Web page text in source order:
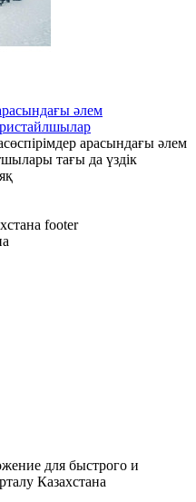
әлем
арасындағы әлем
тағы да үздік
для быстрого и
Казахстана